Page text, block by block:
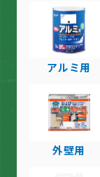
アルミ用
外壁用